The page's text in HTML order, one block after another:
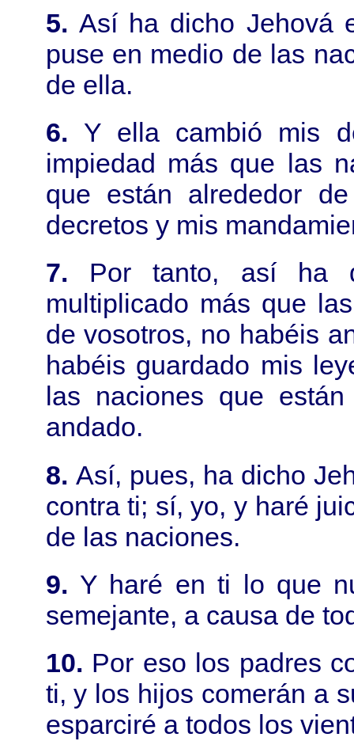
5. Así ha dicho Jehová
puse en medio de las
de ella.
6. Y ella cambió mis
impiedad más que las
que están alrededor
decretos y mis
7. Por tanto, así ha
multiplicado más que
de vosotros, no habéis
habéis guardado mis
las naciones que
andado.
8. Así, pues, ha dicho
contra ti; sí, yo, y haré
de las naciones.
9. Y haré en ti lo que
semejante, a causa de
10. Por eso los padres
ti, y los hijos comerán a
esparciré a todos los